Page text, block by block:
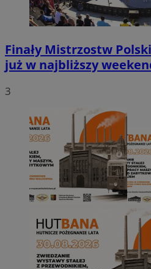
Finały Mistrzostw
już w najbliższy
3